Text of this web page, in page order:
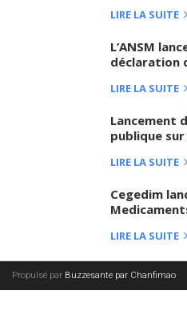
LIRE LA SUITE
L’ANSM
déclaration
LIRE LA SUITE
Lancement
publique
LIRE LA SUITE
Cegedim
LIRE LA SUITE
Propulsé par Buzzesante par Chanfimao